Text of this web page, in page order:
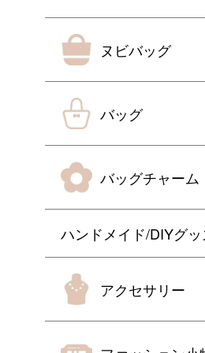
ヌビバッグ
バッグ
バッグチャーム
ハンドメイド/DIYグ
アクセサリー